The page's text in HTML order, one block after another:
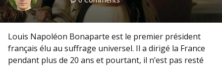
by
Louis Napoléon Bonaparte est le premier président
français élu au suffrage universel. Il a dirigé la France
pendant plus de 20 ans et pourtant, il n’est pas resté